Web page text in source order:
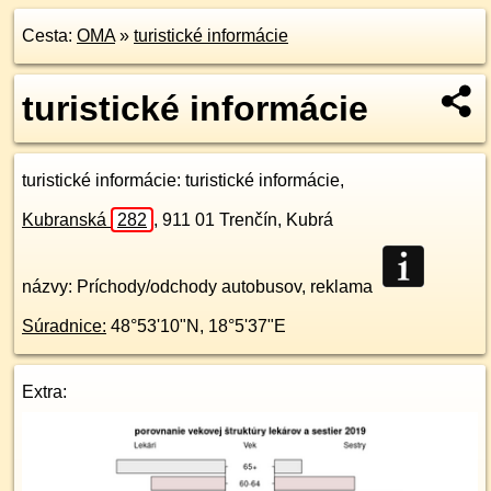
Cesta: OMA» turistické informácie
turistické informácie
turistické informácie: turistické informácie,
Kubranská 282 , 911 01 Trenčín, Kubrá
názvy: Príchody/odchody autobusov, reklama
Súradnice: 48°53'10"N , 18°5'37"E
Extra: